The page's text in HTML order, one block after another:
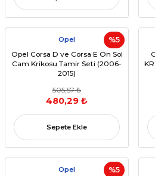
%5
Opel
Opel Corsa D ve Corsa E Ön Sol
Cam Krikosu Tamir Seti (2006-
2015)
505,57 ₺
480,29 ₺
Sepete Ekle
%5
Opel